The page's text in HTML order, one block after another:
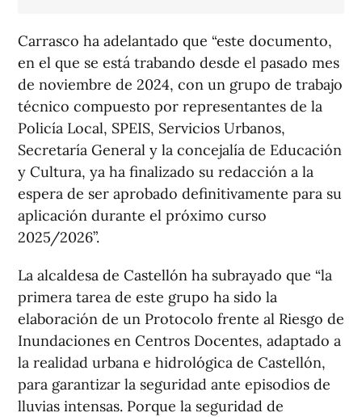
Carrasco ha adelantado que “este documento,
en el que se está trabando desde el pasado mes
de noviembre de 2024, con un grupo de trabajo
técnico compuesto por representantes de la
Policía Local, SPEIS, Servicios Urbanos,
Secretaría General y la concejalía de Educación
y Cultura, ya ha finalizado su redacción a la
espera de ser aprobado definitivamente para su
aplicación durante el próximo curso
2025/2026”.
La alcaldesa de Castellón ha subrayado que “la
primera tarea de este grupo ha sido la
elaboración de un Protocolo frente al Riesgo de
Inundaciones en Centros Docentes, adaptado a
la realidad urbana e hidrológica de Castellón,
para garantizar la seguridad ante episodios de
lluvias intensas. Porque la seguridad de